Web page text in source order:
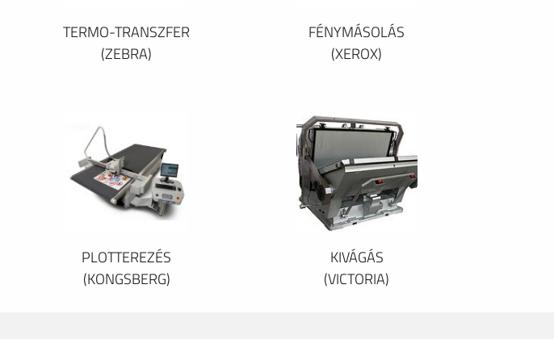
TERMO-TRANSZFER
(ZEBRA)
FÉNYMÁSOLÁS
(XEROX)
PLOTTEREZÉS
(KONGSBERG)
KIVÁGÁS
(VICTORIA)